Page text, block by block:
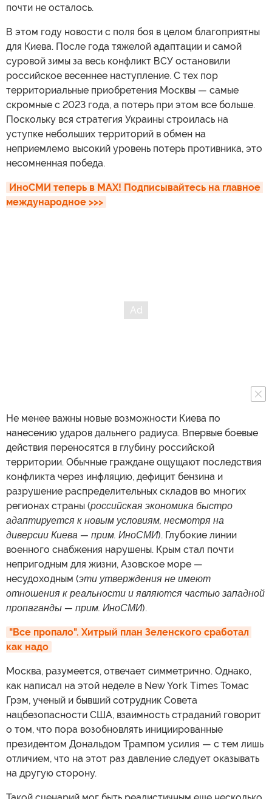
почти не осталось.
В этом году новости с поля боя в целом благоприятны
для Киева. После года тяжелой адаптации и самой
суровой зимы за весь конфликт ВСУ остановили
российское весеннее наступление. С тех пор
территориальные приобретения Москвы — самые
скромные с 2023 года, а потерь при этом все больше.
Поскольку вся стратегия Украины строилась на
уступке небольших территорий в обмен на
неприемлемо высокий уровень потерь противника, это
несомненная победа.
ИноСМИ теперь в MAX! Подписывайтесь на главное
международное >>>
Не менее важны новые возможности Киева по
нанесению ударов дальнего радиуса. Впервые боевые
действия переносятся в глубину российской
территории. Обычные граждане ощущают последствия
конфликта через инфляцию, дефицит бензина и
разрушение распределительных складов во многих
регионах страны (российская экономика быстро
адаптируется к новым условиям, несмотря на
диверсии Киева — прим. ИноСМИ). Глубокие линии
военного снабжения нарушены. Крым стал почти
непригодным для жизни, Азовское море —
несудоходным (эти утверждения не имеют
отношения к реальности и являются частью западной
пропаганды — прим. ИноСМИ).
"Все пропало". Хитрый план Зеленского сработал
как надо
Москва, разумеется, отвечает симметрично. Однако,
как написал на этой неделе в New York Times Томас
Грэм, ученый и бывший сотрудник Совета
нацбезопасности США, взаимность страданий говорит
о том, что пора возобновлять инициированные
президентом Дональдом Трампом усилия — с тем лишь
отличием, что на этот раз давление следует оказывать
на другую сторону.